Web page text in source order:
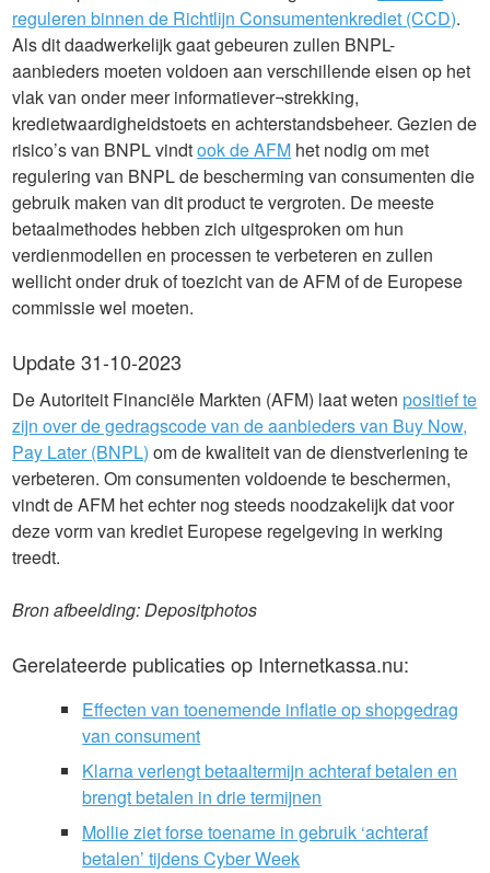
reguleren binnen de Richtlijn Consumentenkrediet (CCD).
Als dit daadwerkelijk gaat gebeuren zullen BNPL-
aanbieders moeten voldoen aan verschillende eisen op het
vlak van onder meer informatiever¬strekking,
kredietwaardigheidstoets en achterstandsbeheer. Gezien de
risico’s van BNPL vindtook de AFM het nodig om met
regulering van BNPL de bescherming van consumenten die
gebruik maken van dit product te vergroten. De meeste
betaalmethodes hebben zich uitgesproken om hun
verdienmodellen en processen te verbeteren en zullen
wellicht onder druk of toezicht van de AFM of de Europese
commissie wel moeten.
Update 31-10-2023
De Autoriteit Financiële Markten (AFM) laat wetenpositief te
zijn over de gedragscode van de aanbieders van Buy Now,
Pay Later (BNPL) om de kwaliteit van de dienstverlening te
verbeteren. Om consumenten voldoende te beschermen,
vindt de AFM het echter nog steeds noodzakelijk dat voor
deze vorm van krediet Europese regelgeving in werking
treedt.
Bron afbeelding: Depositphotos
Gerelateerde publicaties op Internetkassa.nu:
Effecten van toenemende inflatie op shopgedrag
van consument
Klarna verlengt betaaltermijn achteraf betalen en
brengt betalen in drie termijnen
Mollie ziet forse toename in gebruik ‘achteraf
betalen’ tijdens Cyber Week